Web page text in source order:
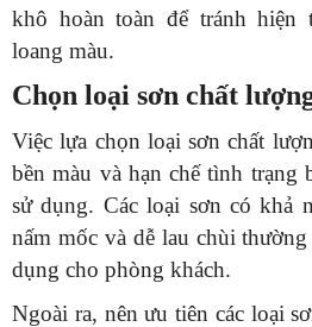
khô hoàn toàn để tránh hiện
loang màu.
Chọn loại sơn chất
Việc lựa chọn loại sơn chất
bền màu và hạn chế tình trạng
sử dụng. Các loại sơn có khả
nấm mốc và dễ lau chùi
dụng cho phòng khách.
Ngoài ra, nên ưu tiên các loại